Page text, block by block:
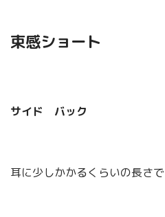
束感ショート
サイド バック
耳に少しかかるくらいの長さで